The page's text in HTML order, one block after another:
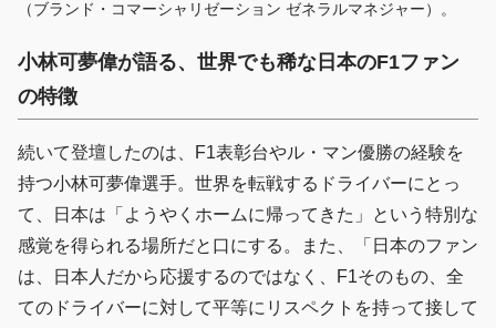
（ブランド・コマーシャリゼーション ゼネラルマネジャー）。
小林可夢偉が語る、世界でも稀な日本のF1ファン
の特徴
続いて登壇したのは、F1表彰台やル・マン優勝の経験を
持つ小林可夢偉選手。世界を転戦するドライバーにとっ
て、日本は「ようやくホームに帰ってきた」という特別な
感覚を得られる場所だと口にする。また、「日本のファン
は、日本人だから応援するのではなく、F1そのもの、全
てのドライバーに対して平等にリスペクトを持って接して